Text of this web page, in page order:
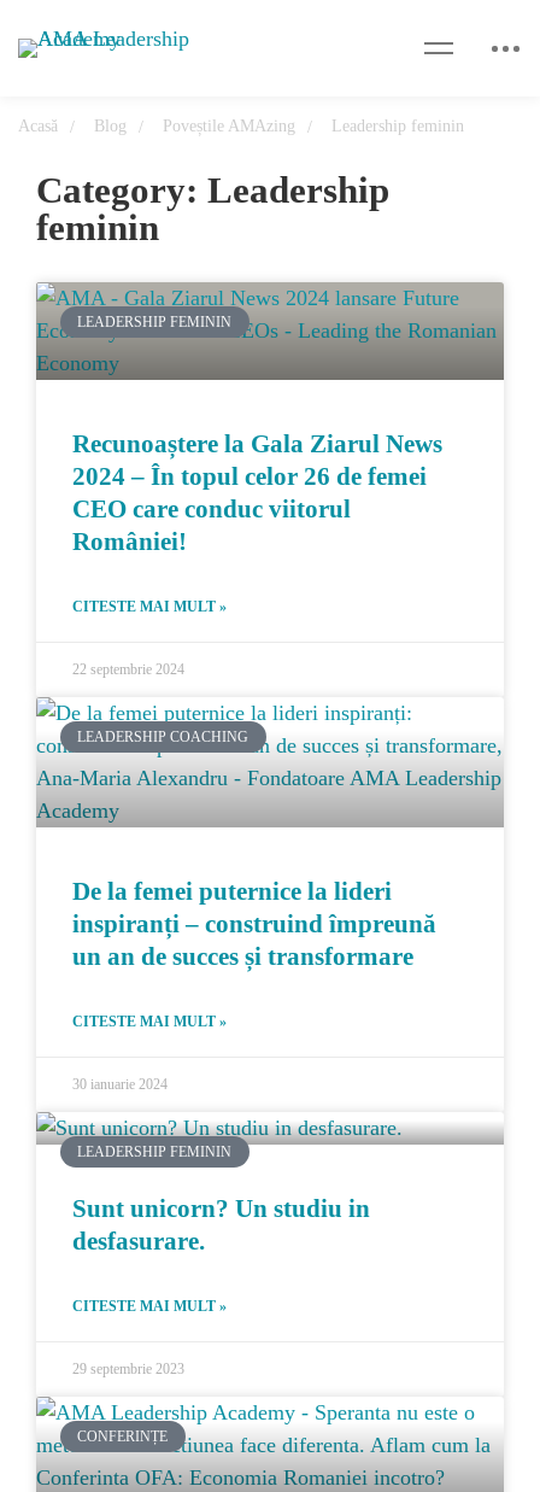
Acasă Blog Poveștile AMAzing Leadership feminin
Category: Leadership
feminin
LEADERSHIP FEMININ
Recunoaștere la Gala Ziarul News
2024 – În topul celor 26 de femei
CEO care conduc viitorul
României!
CITESTE MAI MULT »
22 septembrie 2024
LEADERSHIP COACHING
De la femei puternice la lideri
inspiranți – construind împreună
un an de succes și transformare
CITESTE MAI MULT »
30 ianuarie 2024
LEADERSHIP FEMININ
Sunt unicorn? Un studiu in
desfasurare.
CITESTE MAI MULT »
29 septembrie 2023
CONFERINȚE